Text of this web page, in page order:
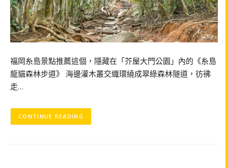
福岡糸島景點推薦這個，隱藏在「芥屋大門公園」內的《糸島
龍貓森林步道》 海邊灌木叢交織環繞成翠綠森林隧道，彷彿
走…
CONTINUE READING